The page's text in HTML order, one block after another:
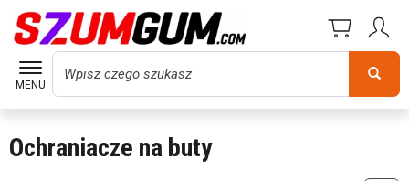
MENU
Wyszukaj
Ochraniacze na buty